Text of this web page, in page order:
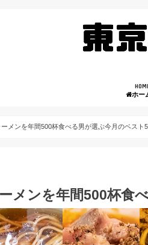
ホ
ーメンを年間500杯食べる男が選ぶ今月のベスト5
メンを年間500杯食